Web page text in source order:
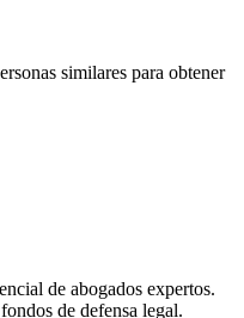
similares para obtener
de abogados expertos.
de defensa legal.